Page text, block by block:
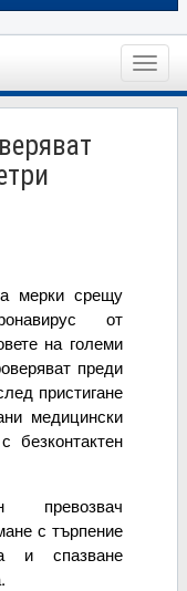
Toggle
мерки срещу
от
на големи
преди
пристигане
медицински
безконтактен
превозвач
с търпение
и спазване